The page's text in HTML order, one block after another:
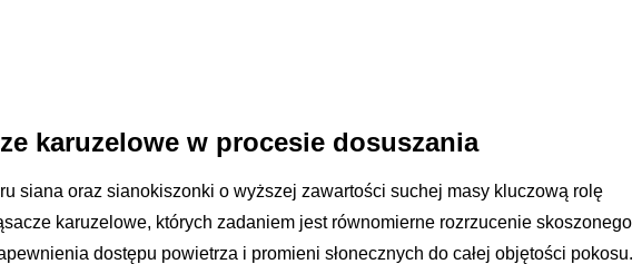
karuzelowe w procesie dosuszania
siana oraz sianokiszonki o wyższej zawartości suchej masy kluczową rolę
karuzelowe, których zadaniem jest równomierne rozrzucenie skoszonego
dostępu powietrza i promieni słonecznych do całej objętości pokosu.